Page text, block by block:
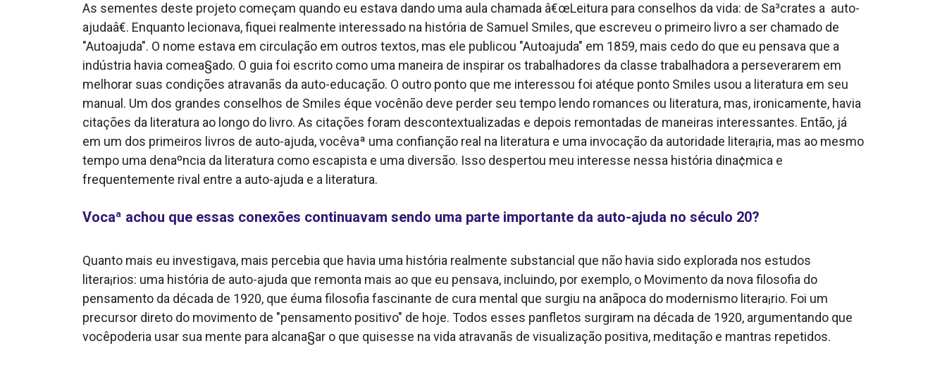
As sementes deste projeto começam quando eu estava dando uma aula chamada â€œLeitura para conselhos da vida: de Sa³crates a auto-
ajudaâ€. Enquanto lecionava, fiquei realmente interessado na história de Samuel Smiles, que escreveu o primeiro livro a ser chamado de
"Autoajuda". O nome estava em circulação em outros textos, mas ele publicou "Autoajuda" em 1859, mais cedo do que eu pensava que a
indústria havia comea§ado. O guia foi escrito como uma maneira de inspirar os trabalhadores da classe trabalhadora a perseverarem em
melhorar suas condições atravanãs da auto-educação. O outro ponto que me interessou foi atéque ponto Smiles usou a literatura em seu
manual. Um dos grandes conselhos de Smiles éque vocênão deve perder seu tempo lendo romances ou literatura, mas, ironicamente, havia
citações da literatura ao longo do livro. As citações foram descontextualizadas e depois remontadas de maneiras interessantes. Então, já
em um dos primeiros livros de auto-ajuda, vocêvaª uma confianção real na literatura e uma invocação da autoridade litera¡ria, mas ao mesmo
tempo uma denaºncia da literatura como escapista e uma diversão. Isso despertou meu interesse nessa história dina¢mica e
frequentemente rival entre a auto-ajuda e a literatura.
Vocaª achou que essas conexões continuavam sendo uma parte importante da auto-ajuda no século 20?
Quanto mais eu investigava, mais percebia que havia uma história realmente substancial que não havia sido explorada nos estudos
litera¡rios: uma história de auto-ajuda que remonta mais ao que eu pensava, incluindo, por exemplo, o Movimento da nova filosofia do
pensamento da década de 1920, que éuma filosofia fascinante de cura mental que surgiu na anãpoca do modernismo litera¡rio. Foi um
precursor direto do movimento de "pensamento positivo" de hoje. Todos esses panfletos surgiram na década de 1920, argumentando que
vocêpoderia usar sua mente para alcana§ar o que quisesse na vida atravanãs de visualização positiva, meditação e mantras repetidos.